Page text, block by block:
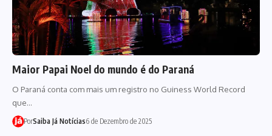
Maior Papai Noel do mundo é do Paraná
O Paraná conta com mais um registro no Guiness World Record
que…
PorSaiba Já Notícias6 de Dezembro de 2025